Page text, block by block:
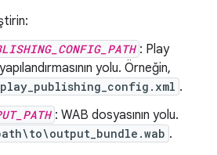
: Play
yolu. Örneğin,
.
: WAB dosyasının yolu.
.